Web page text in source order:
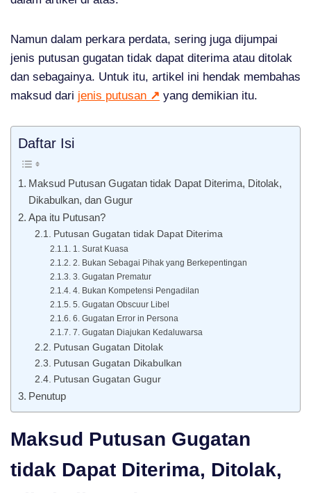
Namun dalam perkara perdata, sering juga dijumpai
jenis putusan gugatan tidak dapat diterima atau ditolak
dan sebagainya. Untuk itu, artikel ini hendak membahas
maksud dari jenis putusan ↗ yang demikian itu.
Daftar Isi
Maksud Putusan Gugatan tidak Dapat Diterima, Ditolak,
Dikabulkan, dan Gugur
Apa itu Putusan?
Putusan Gugatan tidak Dapat Diterima
1. Surat Kuasa
2. Bukan Sebagai Pihak yang Berkepentingan
3. Gugatan Prematur
4. Bukan Kompetensi Pengadilan
5. Gugatan Obscuur Libel
6. Gugatan Error in Persona
7. Gugatan Diajukan Kedaluwarsa
Putusan Gugatan Ditolak
Putusan Gugatan Dikabulkan
Putusan Gugatan Gugur
Penutup
Maksud Putusan Gugatan
tidak Dapat Diterima, Ditolak,